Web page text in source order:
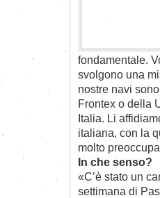
fondamentale.
svolgono una
nostre navi
Frontex o della
Italia. Li
italiana, con la
molto
In che senso?
«C’è stato un
settimana di